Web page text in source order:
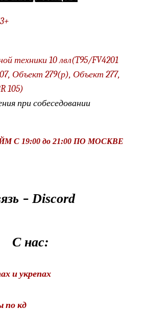
техники 10 лвл(T95/FV4201
Объект 279(р), Объект 277,
105)
присобеседовании
С 19:00 до21:00 ПО МОСКВЕ
–Discord
С нас:
и укрепах
по кд